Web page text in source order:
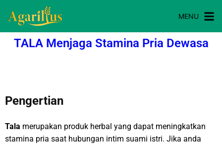
MENU
TALA Menjaga Stamina Pria Dewasa
Pengertian
Tala merupakan produk herbal yang dapat meningkatkan
stamina pria saat hubungan intim suami istri. Jika anda